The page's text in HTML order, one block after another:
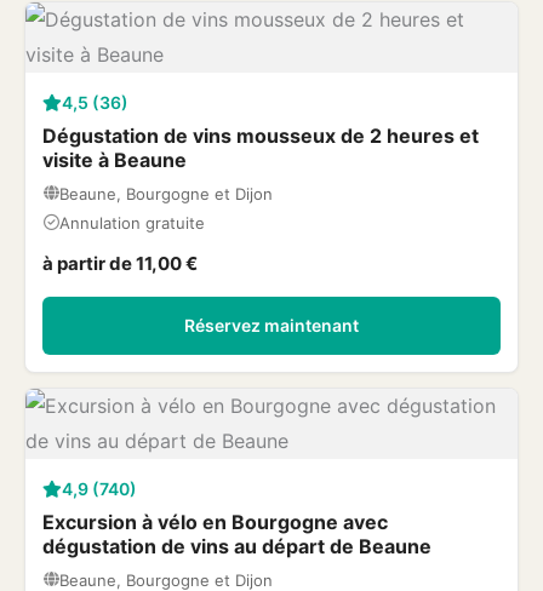
4,5 (36)
Dégustation de vins mousseux de 2 heures et
visite à Beaune
Beaune, Bourgogne et Dijon
Annulation gratuite
à partir de 11,00 €
Réservez maintenant
4,9 (740)
Excursion à vélo en Bourgogne avec
dégustation de vins au départ de Beaune
Beaune, Bourgogne et Dijon